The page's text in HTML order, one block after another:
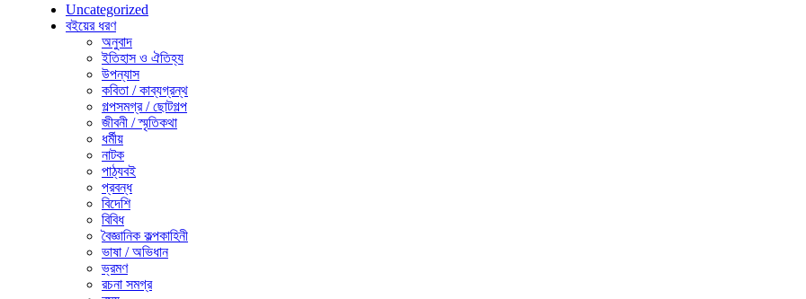
Uncategorized
বইয়ের ধরণ
অনুবাদ
ইতিহাস ও ঐতিহ্য
উপন্যাস
কবিতা / কাব্যগ্রন্থ
গল্পসমগ্র / ছোটগল্প
জীবনী / স্মৃতিকথা
ধর্মীয়
নাটক
পাঠ্যবই
প্রবন্ধ
বিদেশি
বিবিধ
বৈজ্ঞানিক কল্পকাহিনী
ভাষা / অভিধান
ভ্রমণ
রচনা সমগ্র